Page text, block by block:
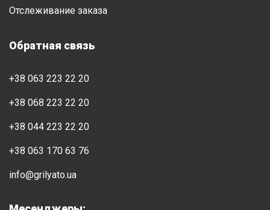
Отслеживание заказа
Обратная связь
+38 063 223 22 20
+38 068 223 22 20
+38 044 223 22 20
+38 063 170 63 76
info@grilyato.ua